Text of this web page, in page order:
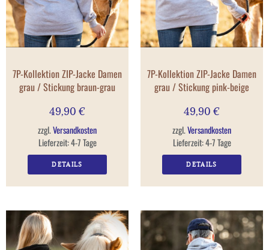
7P-Kollektion ZIP-Jacke Damen
grau / Stickung braun-grau
49,90 €
zzgl.Versandkosten
Lieferzeit:4-7 Tage
DETAILS
7P-Kollektion ZIP-Jacke Damen
grau / Stickung pink-beige
49,90 €
zzgl.Versandkosten
Lieferzeit:4-7 Tage
DETAILS